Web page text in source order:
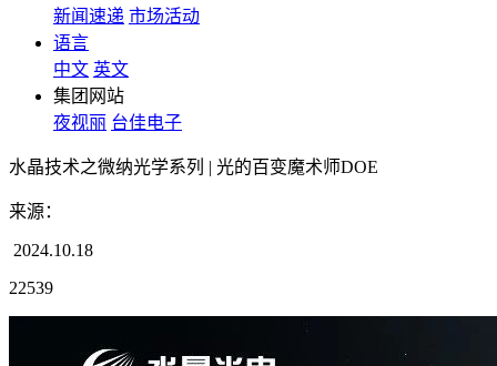
新闻速递 市场活动
语言
中文 英文
集团网站
夜视丽 台佳电子
水晶技术之微纳光学系列 | 光的百变魔术师DOE
来源：
2024.10.18
22539